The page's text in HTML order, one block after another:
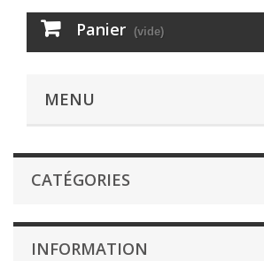
Panier (vide)
MENU
CATÉGORIES
INFORMATION